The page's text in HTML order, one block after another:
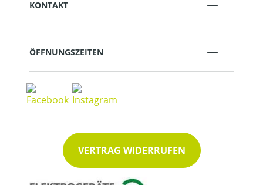
KONTAKT
ÖFFNUNGSZEITEN
VERTRAG WIDERRUFEN